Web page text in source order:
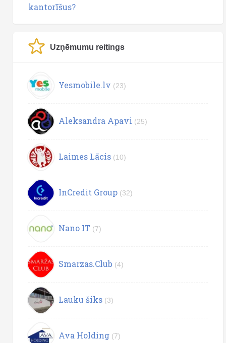
kantorīšus?
Uzņēmumu reitings
Yesmobile.lv (23)
Aleksandra Apavi (25)
Laimes Lācis (10)
InCredit Group (32)
Nano IT (7)
Smarzas.Club (4)
Lauku šiks (3)
Ava Holding (7)